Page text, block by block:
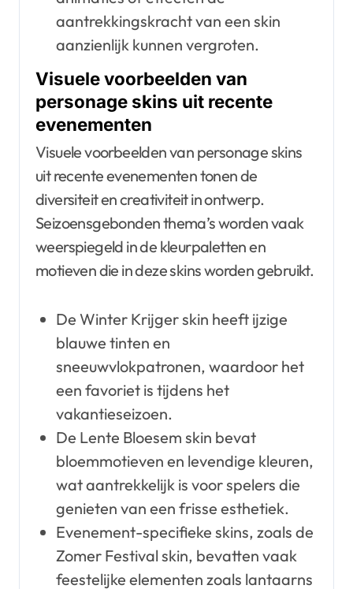
aantrekkingskracht van een skin
aanzienlijk kunnen vergroten.
Visuele voorbeelden van
personage skins uit recente
evenementen
Visuele voorbeelden van personage skins
uit recente evenementen tonen de
diversiteit en creativiteit in ontwerp.
Seizoensgebonden thema’s worden vaak
weerspiegeld in de kleurpaletten en
motieven die in deze skins worden gebruikt.
De Winter Krijger skin heeft ijzige
blauwe tinten en
sneeuwvlokpatronen, waardoor het
een favoriet is tijdens het
vakantieseizoen.
De Lente Bloesem skin bevat
bloemmotieven en levendige kleuren,
wat aantrekkelijk is voor spelers die
genieten van een frisse esthetiek.
Evenement-specifieke skins, zoals de
Zomer Festival skin, bevatten vaak
feestelijke elementen zoals lantaarns